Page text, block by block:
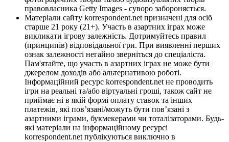
правовласника Getty Images - суворо забороняється.
Матеріали сайту korrespondent.net призначені для осіб
старше 21 року (21+). Участь в азартних іграх може
викликати ігрову залежність. Дотримуйтесь правил
(принципів) відповідальної гри. При виявленні перших
ознак залежності негайно зверніться до спеціаліста.
Пам'ятайте, що участь в азартних іграх не може бути
джерелом доходів або альтернативою роботі.
Інформаційний ресурс korrespondent.net не проводить
ігри на реальні та/або віртуальні гроші, також сайт не
приймає ні в якій формі оплату ставок та інших
платежів, які пов’язані/можуть бути пов’язані з
азартними іграми, букмекерами чи тоталізаторами. Будь-
які матеріали на інформаційному ресурсі
korrespondent.net публікуються виключно в